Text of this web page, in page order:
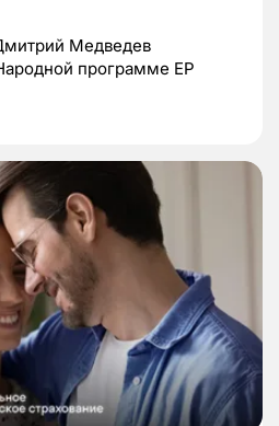
Медведев
программе ЕР